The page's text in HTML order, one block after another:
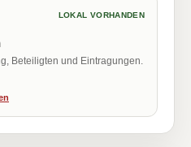
LOKAL VORHANDEN
Beteiligten und Eintragungen.